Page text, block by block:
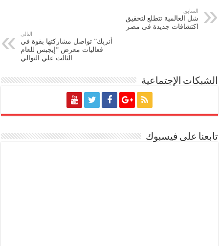
السابق
شل العالمية تتطلع لتحقيق
اكتشافات جديدة فى مصر
التالي
أنربك” تواصل مشاركتها بقوة في
فعاليات معرض “إيجبس للعام
الثالث علي التوالي
الشبكات الإجتماعية
تابعنا على فيسبوك